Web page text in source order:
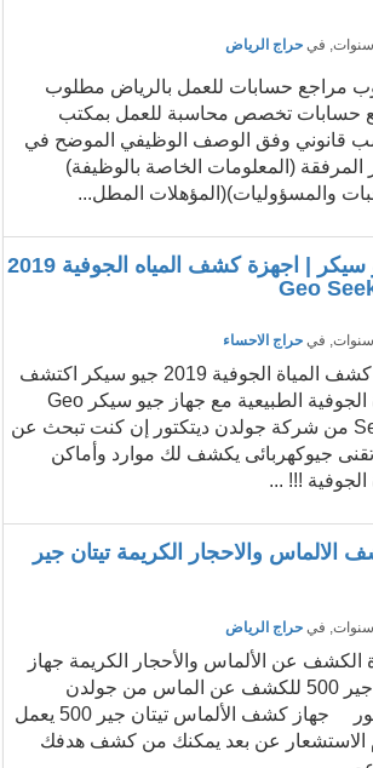
, في حراج الرياض
مراجع حسابات للعمل بالرياض مطلوب
حسابات تخصص محاسبة للعمل بمكتب
قانوني وفق الوصف الوظيفي الموضح في
المرفقة (المعلومات الخاصة بالوظيفة)
والمسؤوليات)(المؤهلات المطل...
جيو سيكر | اجهزة كشف المياه الجوفية 2019
, في حراج الاحساء
جهاز كشف المياة الجوفية 2019 جيو سيكر اكتشف
المياة الجوفية الطبيعية مع جهاز جيو سيكر Geo
Seeker من شركة جولدن ديتكتور إن كنت تبحث عن
جيوكهربائى يكشف لك موارد وأماكن
الجوفية !!! ...
الالماس والاحجار الكريمة تيتان جير
, في حراج الرياض
الكشف عن الألماس والأحجار الكريمة جهاز
تيتان جير 500 للكشف عن الماس من جولدن
ديتيكتور جهاز كشف الألماس تيتان جير 500 يعمل
الاستشعار عن بعد يمكنك من كشف هدفك